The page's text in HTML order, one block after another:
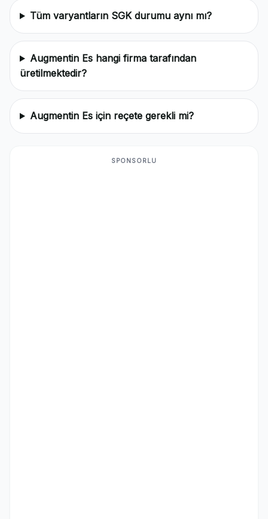
Tüm varyantların SGK durumu aynı mı?
Augmentin Es hangi firma tarafından
üretilmektedir?
Augmentin Es için reçete gerekli mi?
SPONSORLU